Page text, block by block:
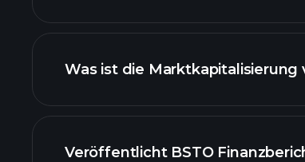
BSTO
Was ist die Marktkapitalisierung
unsere
Veröffentlicht BSTO